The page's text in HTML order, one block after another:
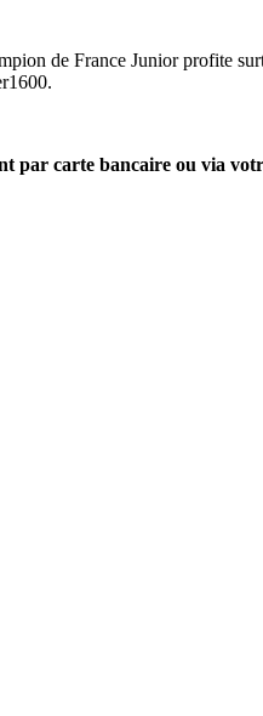
de France Junior profite
par carte bancaire ou via